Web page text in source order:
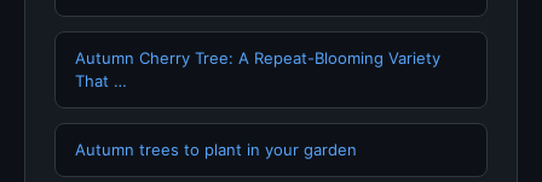
Autumn Cherry Tree: A Repeat-Blooming Variety
That …
Autumn trees to plant in your garden